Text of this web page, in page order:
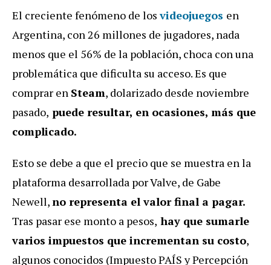
El creciente fenómeno de losvideojuegos en
Argentina, con 26 millones de jugadores, nada
menos que el 56% de la población, choca con una
problemática que dificulta su acceso. Es que
comprar en Steam, dolarizado desde noviembre
pasado, puede resultar, en ocasiones, más que
complicado.
Esto se debe a que el precio que se muestra en la
plataforma desarrollada por Valve, de Gabe
Newell,no representa el valor final a pagar.
Tras pasar ese monto a pesos, hay que sumarle
varios impuestos que incrementan su costo,
algunos conocidos (Impuesto PAÍS y Percepción